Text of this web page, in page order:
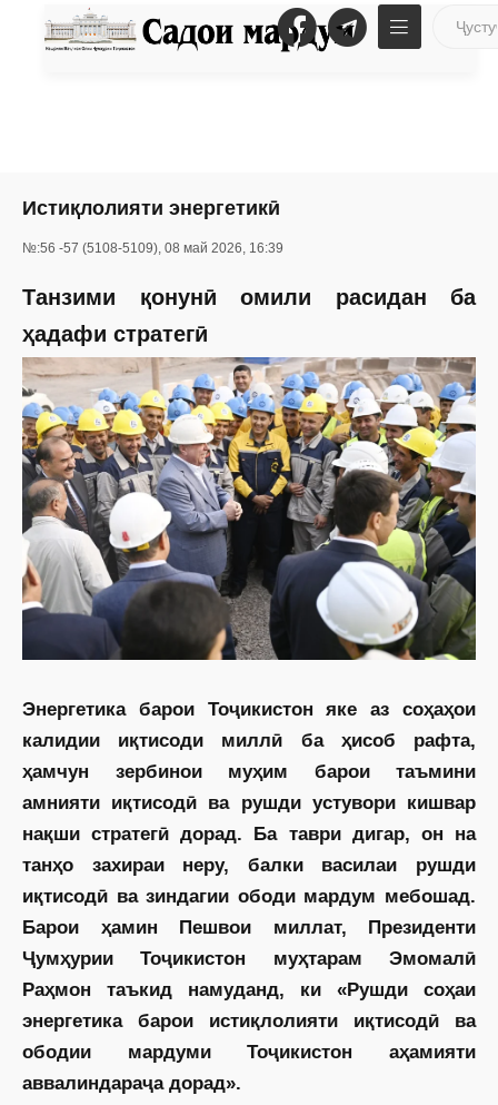
Истиқлолияти энергетикӣ
№:56 -57 (5108-5109), 08 май 2026, 16:39
Танзими қонунӣ омили расидан ба
ҳадафи стратегӣ
Энергетика барои Тоҷикистон яке аз соҳаҳои
калидии иқтисоди миллӣ ба ҳисоб рафта,
ҳамчун зербинои муҳим барои таъмини
амнияти иқтисодӣ ва рушди устувори кишвар
нақши стратегӣ дорад. Ба таври дигар, он на
танҳо захираи неру, балки василаи рушди
иқтисодӣ ва зиндагии ободи мардум мебошад.
Барои ҳамин Пешвои миллат, Президенти
Ҷумҳурии Тоҷикистон муҳтарам ­Эмомалӣ
Раҳмон таъкид намуданд, ки «Рушди соҳаи
энергетика барои истиқлолияти иқтисодӣ ва
ободии мардуми Тоҷикис­тон аҳамияти
аввалиндараҷа дорад».